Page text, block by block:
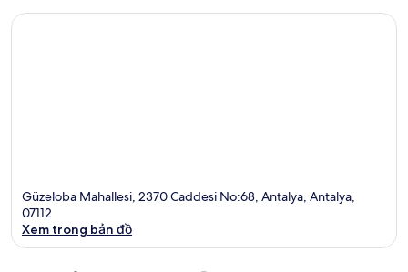
Güzeloba Mahallesi, 2370 Caddesi No:68, Antalya, Antalya,
07112
Xem trong bản đồ